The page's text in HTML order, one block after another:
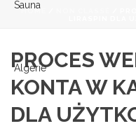
HOME
PROCES
KONTA W
DLA